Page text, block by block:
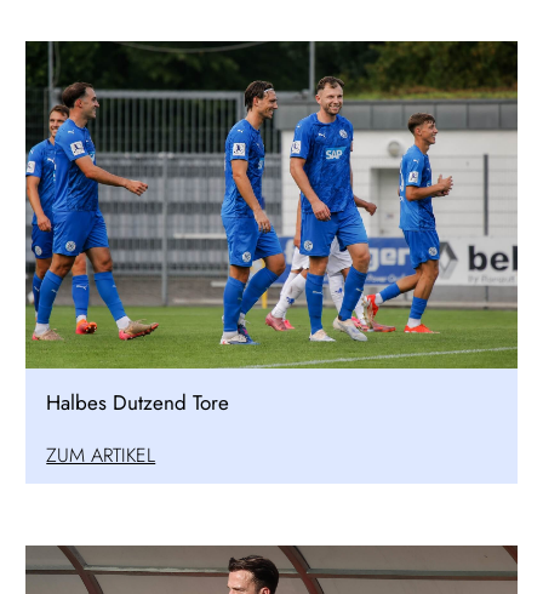
Halbes Dutzend Tore
ZUM ARTIKEL